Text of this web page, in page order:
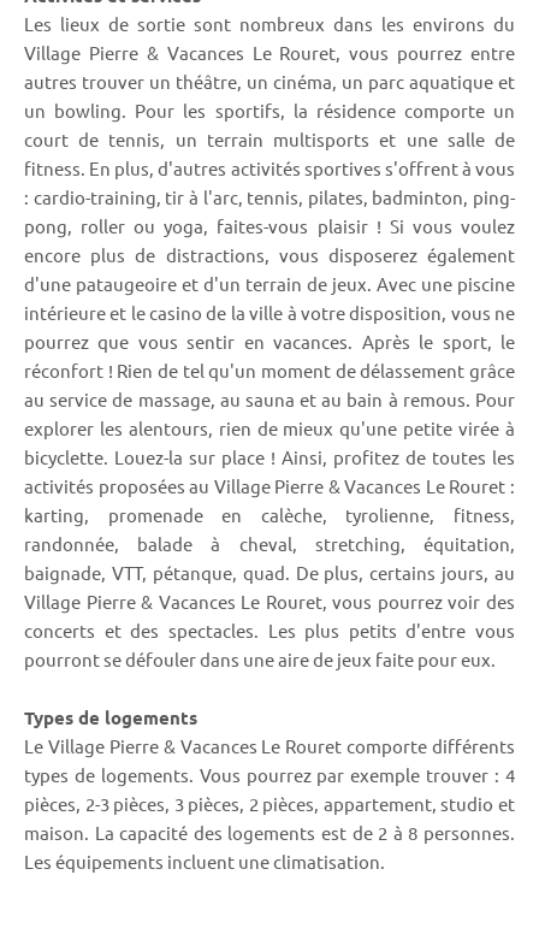
Les lieux de sortie sont nombreux dans les environs du
Village Pierre & Vacances Le Rouret, vous pourrez entre
autres trouver un théâtre, un cinéma, un parc aquatique et
un bowling. Pour les sportifs, la résidence comporte un
court de tennis, un terrain multisports et une salle de
fitness. En plus, d'autres activités sportives s'offrent à vous
: cardio-training, tir à l'arc, tennis, pilates, badminton, ping-
pong, roller ou yoga, faites-vous plaisir ! Si vous voulez
encore plus de distractions, vous disposerez également
d'une pataugeoire et d'un terrain de jeux. Avec une piscine
intérieure et le casino de la ville à votre disposition, vous ne
pourrez que vous sentir en vacances. Après le sport, le
réconfort ! Rien de tel qu'un moment de délassement grâce
au service de massage, au sauna et au bain à remous. Pour
explorer les alentours, rien de mieux qu'une petite virée à
bicyclette. Louez-la sur place ! Ainsi, profitez de toutes les
activités proposées au Village Pierre & Vacances Le Rouret :
karting, promenade en calèche, tyrolienne, fitness,
randonnée, balade à cheval, stretching, équitation,
baignade, VTT, pétanque, quad. De plus, certains jours, au
Village Pierre & Vacances Le Rouret, vous pourrez voir des
concerts et des spectacles. Les plus petits d'entre vous
pourront se défouler dans une aire de jeux faite pour eux.
Types de logements
Le Village Pierre & Vacances Le Rouret comporte différents
types de logements. Vous pourrez par exemple trouver : 4
pièces, 2-3 pièces, 3 pièces, 2 pièces, appartement, studio et
maison. La capacité des logements est de 2 à 8 personnes.
Les équipements incluent une climatisation.